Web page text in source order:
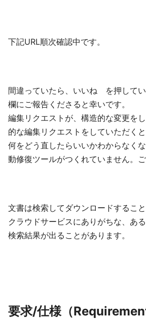
下記URL順次確認中です。
間違っていたら、いいね を押して
欄にご報告くださると幸いです。
編集リクエストが、構造的な変更を
的な編集リクエストをしていただくと
何をどう直したらいいかわからなく
動修復ツールがつくれていません。ご
文書は検索してダウンロードすること
クラウドサービスにありがちな、あ
検索結果が出ることがあります。
要求/仕様（